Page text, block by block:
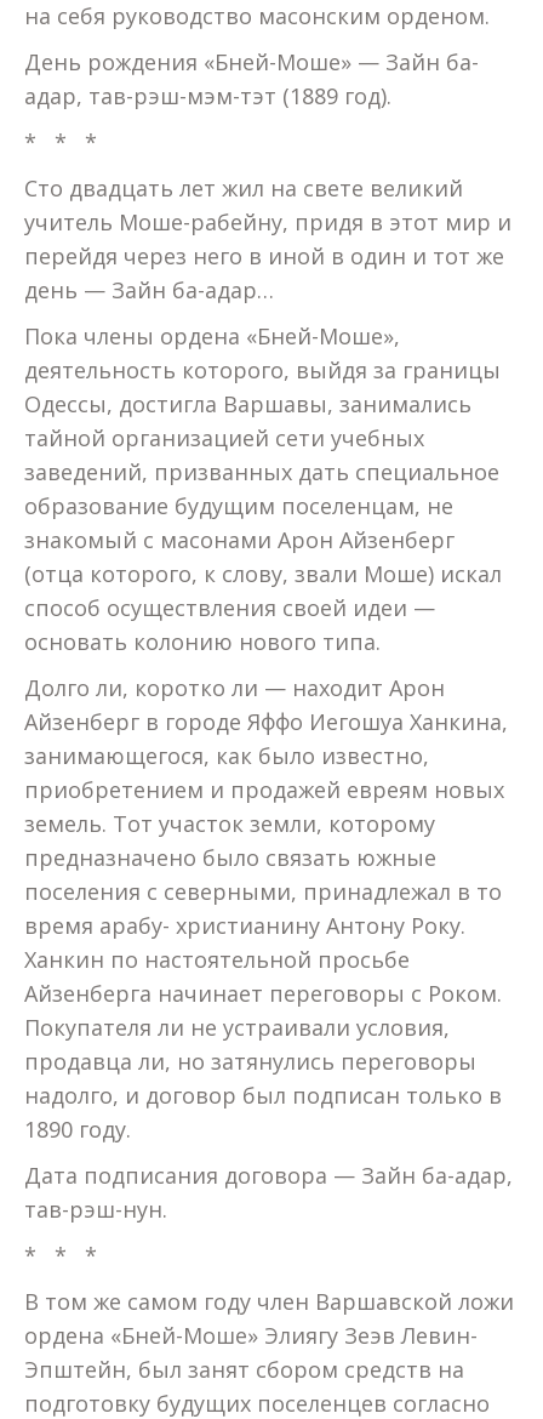
на себя руководство масонским орденом.
День рождения «Бней-Моше» — Зайн ба-
адар, тав-рэш-мэм-тэт (1889 год).
* * *
Сто двадцать лет жил на свете великий
учитель Моше-рабейну, придя в этот мир и
перейдя через него в иной в один и тот же
день — Зайн ба-адар…
Пока члены ордена «Бней-Моше»,
деятельность которого, выйдя за границы
Одессы, достигла Варшавы, занимались
тайной организацией сети учебных
заведений, призванных дать специальное
образование будущим поселенцам, не
знакомый с масонами Арон Айзенберг
(отца которого, к слову, звали Моше) искал
способ осуществления своей идеи —
основать колонию нового типа.
Долго ли, коротко ли — находит Арон
Айзенберг в городе Яффо Иегошуа Ханкина,
занимающегося, как было известно,
приобретением и продажей евреям новых
земель. Тот участок земли, которому
предназначено было связать южные
поселения с северными, принадлежал в то
время арабу- христианину Антону Року.
Ханкин по настоятельной просьбе
Айзенберга начинает переговоры с Роком.
Покупателя ли не устраивали условия,
продавца ли, но затянулись переговоры
надолго, и договор был подписан только в
1890 году.
Дата подписания договора — Зайн ба-адар,
тав-рэш-нун.
* * *
В том же самом году член Варшавской ложи
ордена «Бней-Моше» Элиягу Зеэв Левин-
Эпштейн, был занят сбором средств на
подготовку будущих поселенцев согласно